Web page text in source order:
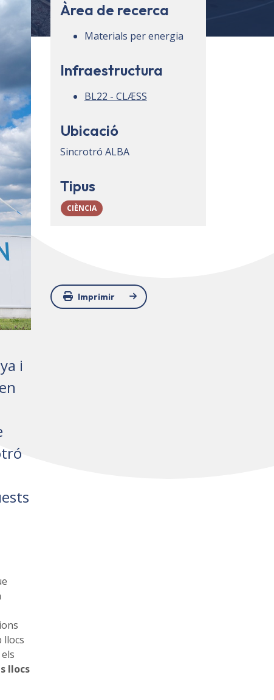
i
llocs
llocs
Àrea de recerca
Materials per energia
Infraestructura
BL22 - CLÆSS
Ubicació
Sincrotró ALBA
Tipus
CIÈNCIA
Imprimir